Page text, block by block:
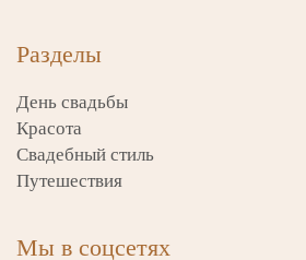
Разделы
День свадьбы
Красота
Свадебный стиль
Путешествия
Мы в соцсетях